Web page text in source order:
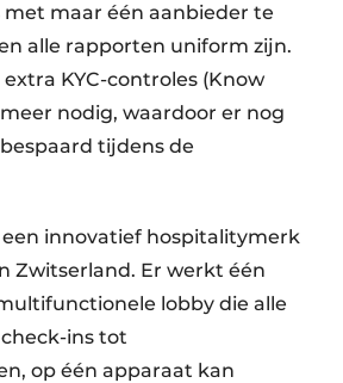
maar één aanbieder te
alle rapporten uniform zijn.
KYC-controles (Know
nodig, waardoor er nog
tijdens de
een innovatief hospitalitymerk
Zwitserland. Er werkt één
lobby die alle
ins tot
op één apparaat kan